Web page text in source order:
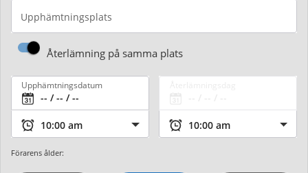
Upphämtningsplats
Återlämning på samma plats
Upphämtningsdatum
Förarens ålder: